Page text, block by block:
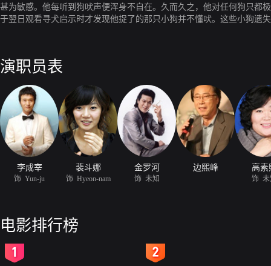
甚为敏感。他每听到狗吠声便浑身不自在。久而久之，他对任何狗只都
于翌日观看寻犬启示时才发现他捉了的那只小狗并不懂吠。这些小狗遗
演职员表
李成宰
饰 Yun-ju
裴斗娜
饰 Hyeon-nam
金罗河
饰 未知
边熙峰 高素
饰 未
电影排行榜